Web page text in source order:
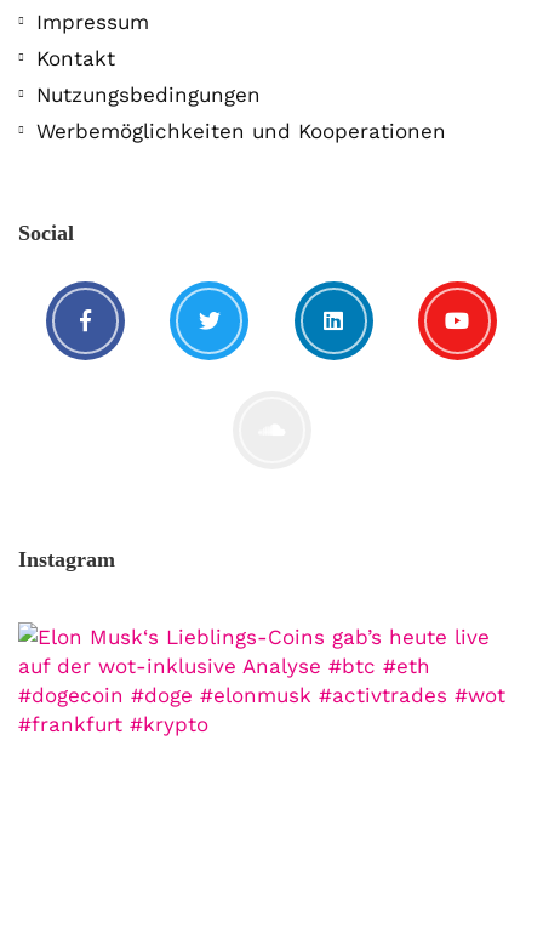
Impressum
Kontakt
Nutzungsbedingungen
Werbemöglichkeiten und Kooperationen
Social
Instagram